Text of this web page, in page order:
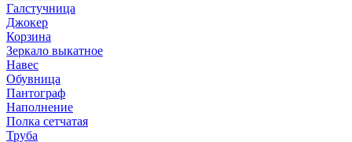
Галстучница
Джокер
Корзина
Зеркало выкатное
Навес
Обувница
Пантограф
Наполнение
Полка сетчатая
Труба